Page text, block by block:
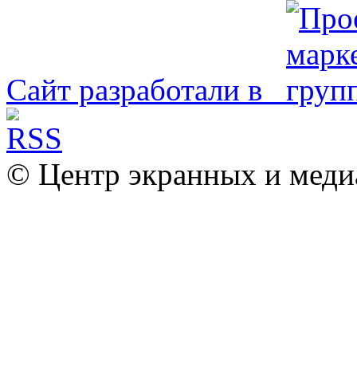
Сайт разработали в
© Центр экранных и